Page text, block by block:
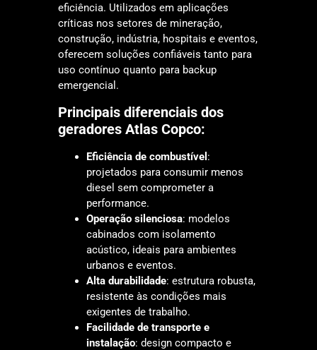
eficiência. Utilizados em aplicações
críticas nos setores de mineração,
construção, indústria, hospitais e eventos,
oferecem soluções confiáveis tanto para
uso contínuo quanto para backup
emergencial.
Principais diferenciais dos
geradores Atlas Copco:
Eficiência de combustível :
projetados para consumir menos
diesel sem comprometer a
performance.
Operação silenciosa: modelos
cabinados com isolamento
acústico, ideais para ambientes
urbanos e eventos.
Alta durabilidade: estrutura robusta,
resistente às condições mais
exigentes de trabalho.
Facilidade de transporte e
instalação: design compacto e